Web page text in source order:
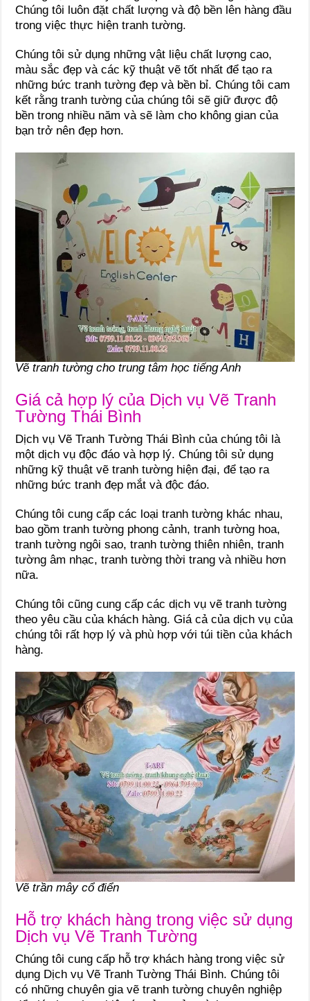
Chúng tôi luôn đặt chất lượng và độ bền lên hàng đầu
trong việc thực hiện tranh tường.
Chúng tôi sử dụng những vật liệu chất lượng cao,
màu sắc đẹp và các kỹ thuật vẽ tốt nhất để tạo ra
những bức tranh tường đẹp và bền bỉ. Chúng tôi cam
kết rằng tranh tường của chúng tôi sẽ giữ được độ
bền trong nhiều năm và sẽ làm cho không gian của
bạn trở nên đẹp hơn.
Vẽ tranh tường cho trung tâm học tiếng Anh
Giá cả hợp lý của Dịch vụ Vẽ Tranh
Tường Thái Bình
Dịch vụ Vẽ Tranh Tường Thái Bình của chúng tôi là
một dịch vụ độc đáo và hợp lý. Chúng tôi sử dụng
những kỹ thuật vẽ tranh tường hiện đại, để tạo ra
những bức tranh đẹp mắt và độc đáo.
Chúng tôi cung cấp các loại tranh tường khác nhau,
bao gồm tranh tường phong cảnh, tranh tường hoa,
tranh tường ngôi sao, tranh tường thiên nhiên, tranh
tường âm nhạc, tranh tường thời trang và nhiều hơn
nữa.
Chúng tôi cũng cung cấp các dịch vụ vẽ tranh tường
theo yêu cầu của khách hàng. Giá cả của dịch vụ của
chúng tôi rất hợp lý và phù hợp với túi tiền của khách
hàng.
Vẽ trần mây cổ điển
Hỗ trợ khách hàng trong việc sử dụng
Dịch vụ Vẽ Tranh Tường
Chúng tôi cung cấp hỗ trợ khách hàng trong việc sử
dụng Dịch vụ Vẽ Tranh Tường Thái Bình. Chúng tôi
có những chuyên gia vẽ tranh tường chuyên nghiệp